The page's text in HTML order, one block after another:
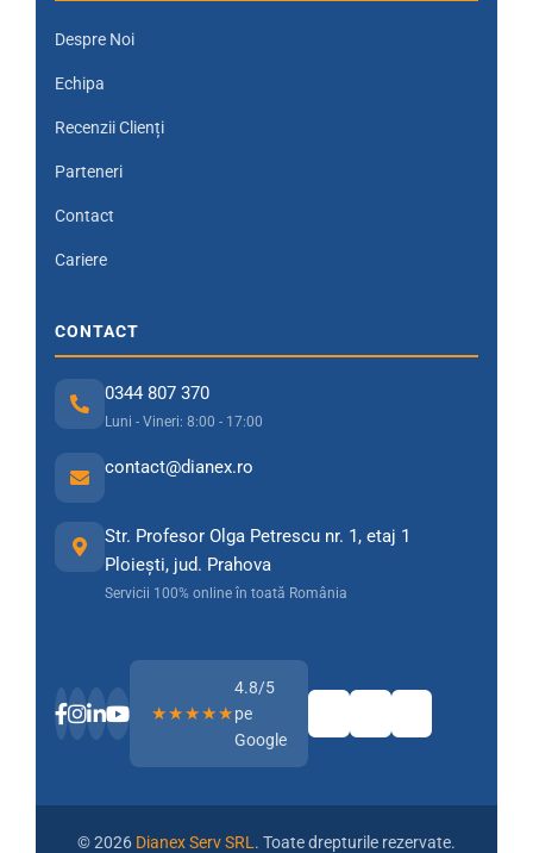
Despre Noi
Echipa
Recenzii Clienți
Parteneri
Contact
Cariere
CONTACT
0344 807 370
Luni - Vineri: 8:00 - 17:00
contact@dianex.ro
Str. Profesor Olga Petrescu nr. 1, etaj 1
Ploiești, jud. Prahova
Servicii 100% online în toată România
★★★★★
4.8/5
pe
Google
© 2026 Dianex Serv SRL . Toate drepturile rezervate.